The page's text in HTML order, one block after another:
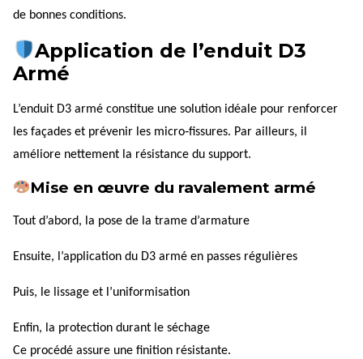
de bonnes conditions.
Application de l’enduit D3
Armé
L’enduit D3 armé constitue une solution idéale pour renforcer
les façades et prévenir les micro‑fissures. Par ailleurs, il
améliore nettement la résistance du support.
Mise en œuvre du ravalement armé
Tout d’abord, la pose de la trame d’armature
Ensuite, l’application du D3 armé en passes régulières
Puis, le lissage et l’uniformisation
Enfin, la protection durant le séchage
Ce procédé assure une finition résistante.